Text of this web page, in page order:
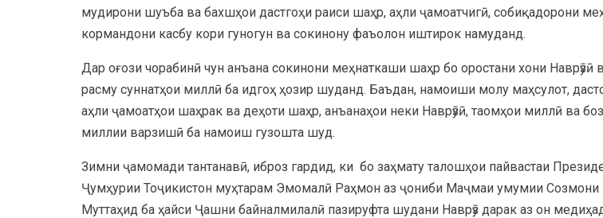
мудирони шуъба ва бахшҳои дастгоҳи раиси шаҳр, аҳли ҷамоатчигӣ, собиқадорони
кормандони касбу кори гуногун ва сокинону фаъолон иштирок намуданд.
Дар оғози чорабинӣ чун анъана сокинони меҳнаткаши шаҳр бо оростани хони Наврӯзӣ
расму суннатҳои миллӣ ба идгоҳ ҳозир шуданд. Баъдан, намоиши молу маҳсулот,
аҳли ҷамоатҳои шаҳрак ва деҳоти шаҳр, анъанаҳои неки Наврӯзӣ, таомҳои миллӣ ва
миллии варзишӣ ба намоиш гузошта шуд.
Зимни ҷамомади тантанавӣ, иброз гардид, ки бо заҳмату талошҳои пайвастаи
Ҷумҳурии Тоҷикистон муҳтарам Эмомалӣ Раҳмон аз ҷониби Маҷмаи умумии
Муттаҳид ба ҳайси Ҷашни байналмилалӣ пазируфта шудани Наврӯз дарак аз он медиҳад,